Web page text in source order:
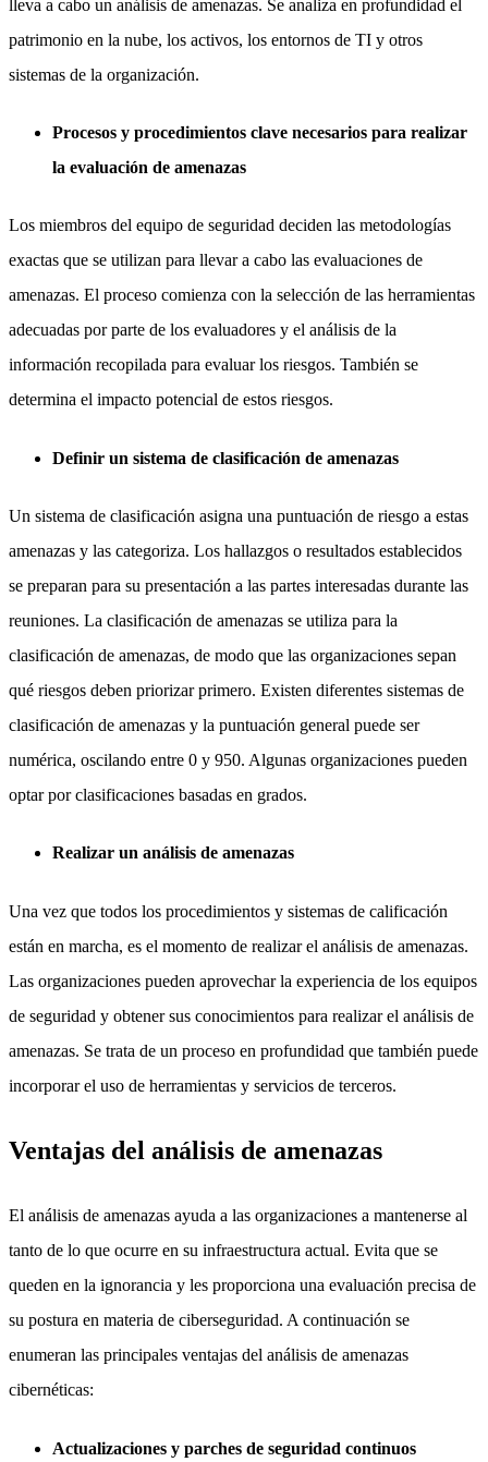
lleva a cabo un análisis de amenazas. Se analiza en profundidad el
patrimonio en la nube, los activos, los entornos de TI y otros
sistemas de la organización.
Procesos y procedimientos clave necesarios para realizar
la evaluación de amenazas
Los miembros del equipo de seguridad deciden las metodologías
exactas que se utilizan para llevar a cabo las evaluaciones de
amenazas. El proceso comienza con la selección de las herramientas
adecuadas por parte de los evaluadores y el análisis de la
información recopilada para evaluar los riesgos. También se
determina el impacto potencial de estos riesgos.
Definir un sistema de clasificación de amenazas
Un sistema de clasificación asigna una puntuación de riesgo a estas
amenazas y las categoriza. Los hallazgos o resultados establecidos
se preparan para su presentación a las partes interesadas durante las
reuniones. La clasificación de amenazas se utiliza para la
clasificación de amenazas, de modo que las organizaciones sepan
qué riesgos deben priorizar primero. Existen diferentes sistemas de
clasificación de amenazas y la puntuación general puede ser
numérica, oscilando entre 0 y 950. Algunas organizaciones pueden
optar por clasificaciones basadas en grados.
Realizar un análisis de amenazas
Una vez que todos los procedimientos y sistemas de calificación
están en marcha, es el momento de realizar el análisis de amenazas.
Las organizaciones pueden aprovechar la experiencia de los equipos
de seguridad y obtener sus conocimientos para realizar el análisis de
amenazas. Se trata de un proceso en profundidad que también puede
incorporar el uso de herramientas y servicios de terceros.
Ventajas del análisis de amenazas
El análisis de amenazas ayuda a las organizaciones a mantenerse al
tanto de lo que ocurre en su infraestructura actual. Evita que se
queden en la ignorancia y les proporciona una evaluación precisa de
su postura en materia de ciberseguridad. A continuación se
enumeran las principales ventajas del análisis de amenazas
cibernéticas:
Actualizaciones y parches de seguridad continuos